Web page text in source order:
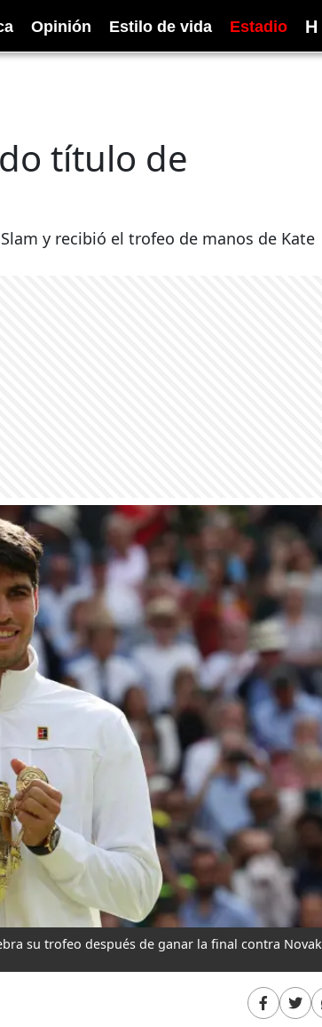
Opinión Estilo de vida Estadio H
título de
y recibió el trofeo de manos de Kate
su trofeo después de ganar la final contra Novak